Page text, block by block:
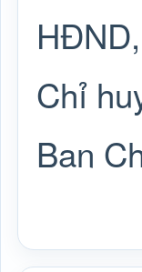
Chỉ
Ban